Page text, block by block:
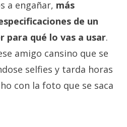
a engañar, más
de un
para qué lo vas a usar.
amigo cansino que se
selfies y tarda horas
con la foto que se saca